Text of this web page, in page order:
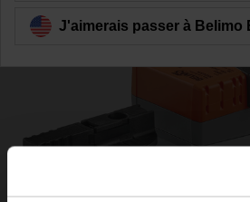
J'aimerais passer à Belimo